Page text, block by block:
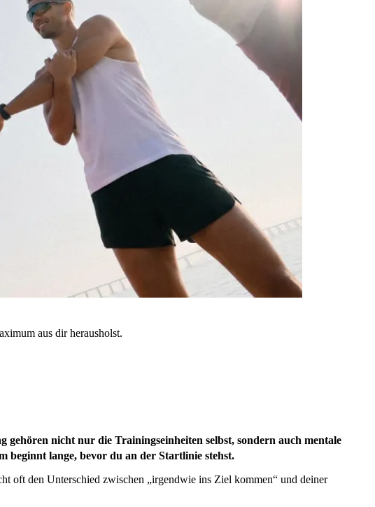
aus dir herausholst.
nicht nur die Trainingseinheiten selbst, sondern auch mentale
beginnt lange, bevor du an der Startlinie stehst.
oft den Unterschied zwischen „irgendwie ins Ziel kommen“ und deiner